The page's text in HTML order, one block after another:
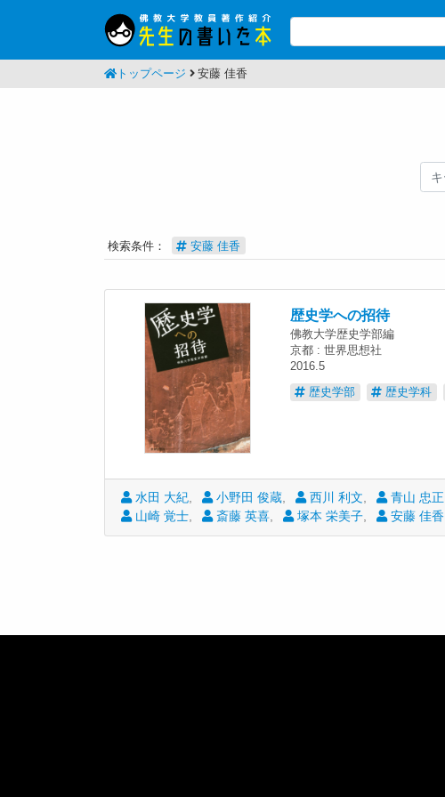
トップページ 安藤 佳香
検索条件： 安藤 佳香
歴史学への招待
佛教大学歴史学部編
京都 : 世界思想社
2016.5
歴史学部 歴史学科
水田 大紀 小野田 俊蔵 西川 利文 青山 忠正
山崎 覚士
斎藤 英喜 塚本 栄美子 安藤 佳香